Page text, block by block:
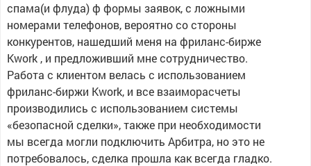
спама(и флуда) ф формы заявок, с ложными
номерами телефонов, вероятно со стороны
конкурентов, нашедший меня на фриланс-бирже
Kwork , и предложивший мне сотрудничество.
Работа с клиентом велась с использованием
фриланс-биржи Kwork, и все взаиморасчеты
производились с использованием системы
«безопасной сделки», также при необходимости
мы всегда могли подключить Арбитра, но это не
потребовалось, сделка прошла как всегда гладко.